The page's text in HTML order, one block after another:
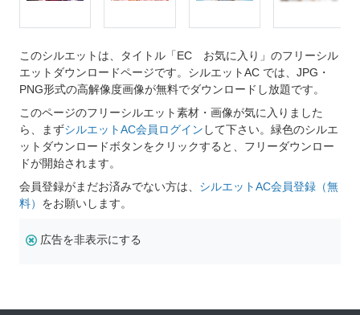
このシルエットは、タイトル「EC お気に入り」のフリーシル
エットダウンロードページです。シルエットAC では、JPG・
PNG形式の高解像度画像が無料でダウンロードし放題です。
このページのフリーシルエット素材・画像が気に入りました
ら、まずシルエットAC会員ログイン して下さい。緑色のシルエ
ットダウンロードボタンをクリックすると、フリーダウンロー
ドが開始されます。
会員登録がまだお済みでない方は、 シルエットAC会員登録（無
料） をお願いします。
広告を非表示にする